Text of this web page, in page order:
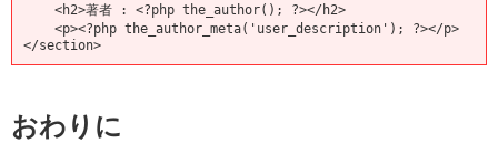
    <h2>著者 : <?php the_author(); ?></h2>
    <p><?php the_author_meta('user_description'); ?></p>
</section>
おわりに